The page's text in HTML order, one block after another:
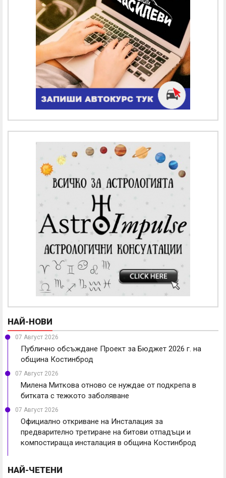
НАЙ-НОВИ
07 Август 2026
Публично обсъждане Проект за Бюджет 2026 г. на
община Костинброд
07 Август 2026
Милена Миткова отново се нуждае от подкрепа в
битката с тежкото заболяване
07 Август 2026
Официално откриване на Инсталация за
предварително третиране на битови отпадъци и
компостираща инсталация в община Костинброд
НАЙ-ЧЕТЕНИ